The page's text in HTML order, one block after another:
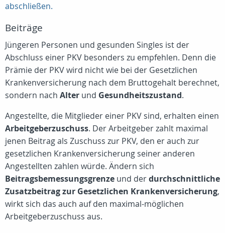
abschließen.
Beiträge
Jüngeren Personen und gesunden Singles ist der
Abschluss einer PKV besonders zu empfehlen. Denn die
Prämie der PKV wird nicht wie bei der Gesetzlichen
Krankenversicherung nach dem Bruttogehalt berechnet,
sondern nach Alter und Gesundheitszustand.
Angestellte, die Mitglieder einer PKV sind, erhalten einen
Arbeitgeberzuschuss. Der Arbeitgeber zahlt maximal
jenen Beitrag als Zuschuss zur PKV, den er auch zur
gesetzlichen Krankenversicherung seiner anderen
Angestellten zahlen würde. Ändern sich
Beitragsbemessungsgrenze und derdurchschnittliche
Zusatzbeitrag zur Gesetzlichen Krankenversicherung,
wirkt sich das auch auf den maximal-möglichen
Arbeitgeberzuschuss aus.